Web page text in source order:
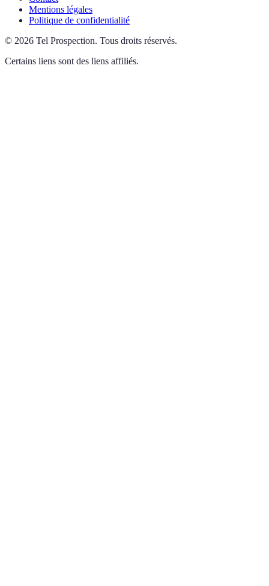
Mentions légales
Politique de confidentialité
© 2026 Tel Prospection. Tous droits réservés.
Certains liens sont des liens affiliés.